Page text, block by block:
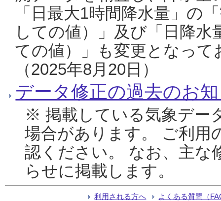
「日最大1時間降水量」の
しての値）」及び「日降
ての値）」も変更となっ
（2025年8月20日）
データ修正の過去のお
※ 掲載している気象デー
場合があります。 ご利用
認ください。 なお、主な
らせに掲載します。
利用される方へ よくある質問（